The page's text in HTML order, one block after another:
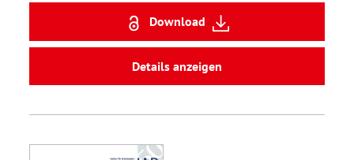
Download
Details anzeigen